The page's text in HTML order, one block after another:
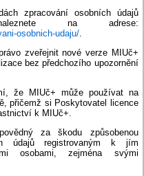
zpracování osobních údajů
na adrese:
osobnich-udaju/.
zveřejnit nové verze MIUč+
bez předchozího upozornění
že MIUč+ může používat na
přičemž si Poskytovatel licence
k MIUč+.
za škodu způsobenou
údajů registrovaným k jím
osobami, zejména svými